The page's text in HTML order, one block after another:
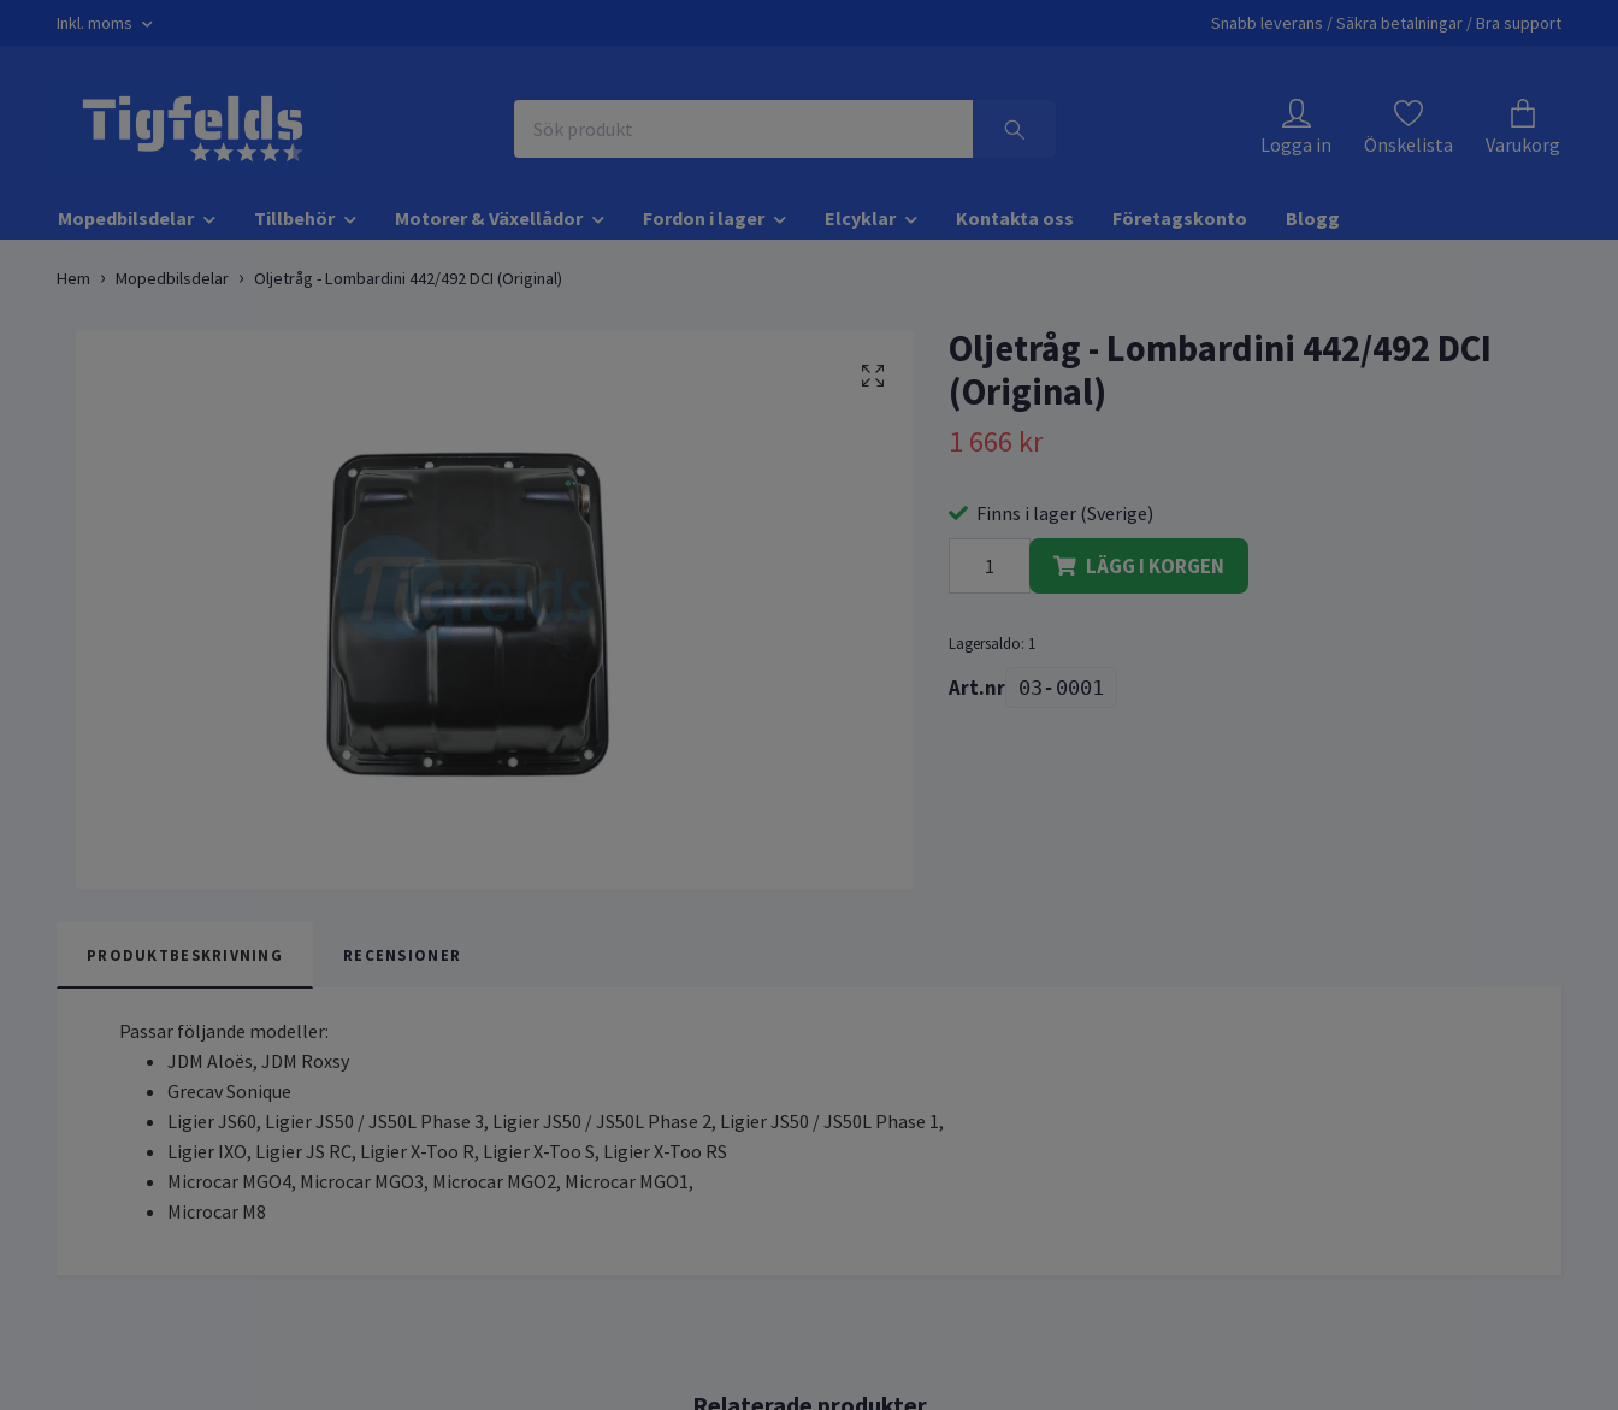
Inkl. moms Snabb leverans / Säkra betalningar / Bra support
Logga in Önskelista Varukorg
Mopedbilsdelar Tillbehör Motorer & Växellådor Fordon i lager Elcyklar Kontakta oss Företagskonto Blogg
Hem Mopedbilsdelar Oljetråg - Lombardini 442/492 DCI (Original)
Oljetråg - Lombardini 442/492 DCI
(Original)
1 666 kr
Finns i lager (Sverige)
LÄGG I KORGEN
Lagersaldo: 1
03-0001
PRODUKTBESKRIVNING RECENSIONER
Passar följande modeller:
JDM Aloës, JDM Roxsy
Grecav Sonique
Ligier JS60, Ligier JS50 / JS50L Phase 3, Ligier JS50 / JS50L Phase 2, Ligier JS50 / JS50L Phase 1,
Ligier IXO, Ligier JS RC, Ligier X-Too R, Ligier X-Too S, Ligier X-Too RS
Microcar MGO4, Microcar MGO3, Microcar MGO2, Microcar MGO1,
Microcar M8